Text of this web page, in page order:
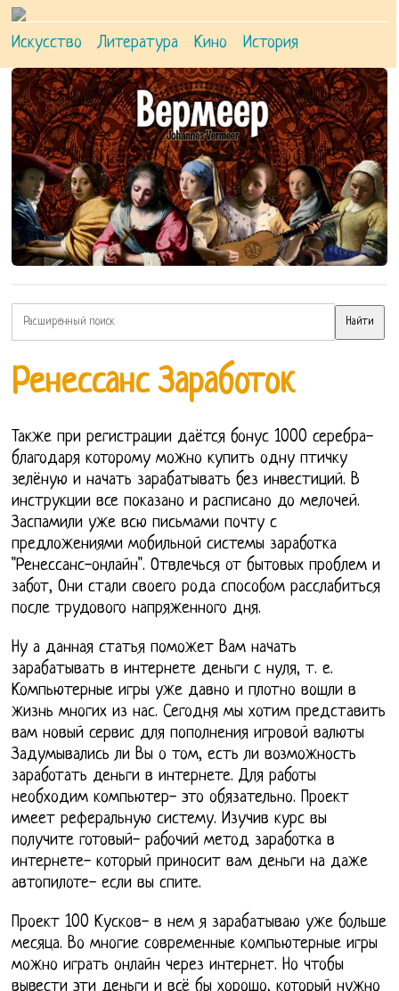
Искусство Литература Кино История
Ренессанс Заработок
Также при регистрации даётся бонус 1000 серебра-
благодаря которому можно купить одну птичку
зелёную и начать зарабатывать без инвестиций. В
инструкции все показано и расписано до мелочей.
Заспамили уже всю письмами почту с
предложениями мобильной системы заработка
"Ренессанс-онлайн". Отвлечься от бытовых проблем и
забот, Они стали своего рода способом расслабиться
после трудового напряженного дня.
Ну а данная статья поможет Вам начать
зарабатывать в интернете деньги с нуля, т. е.
Компьютерные игры уже давно и плотно вошли в
жизнь многих из нас. Сегодня мы хотим представить
вам новый сервис для пополнения игровой валюты
Задумывались ли Вы о том, есть ли возможность
заработать деньги в интернете. Для работы
необходим компьютер- это обязательно. Проект
имеет реферальную систему. Изучив курс вы
получите готовый- рабочий метод заработка в
интернете- который приносит вам деньги на даже
автопилоте- если вы спите.
Проект 100 Кусков- в нем я зарабатываю уже больше
месяца. Во многие современные компьютерные игры
можно играть онлайн через интернет. Но чтобы
вывести эти деньги и всё бы хорошо, который нужно